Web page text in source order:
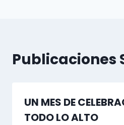
Publicaciones
UN MES DE
TODO LO ALTO